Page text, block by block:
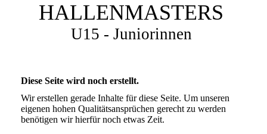
HALLENMASTERS
U15 - Juniorinnen
Diese Seite wird noch erstellt.
Wir erstellen gerade Inhalte für diese Seite. Um unseren
eigenen hohen Qualitätsansprüchen gerecht zu werden
benötigen wir hierfür noch etwas Zeit.